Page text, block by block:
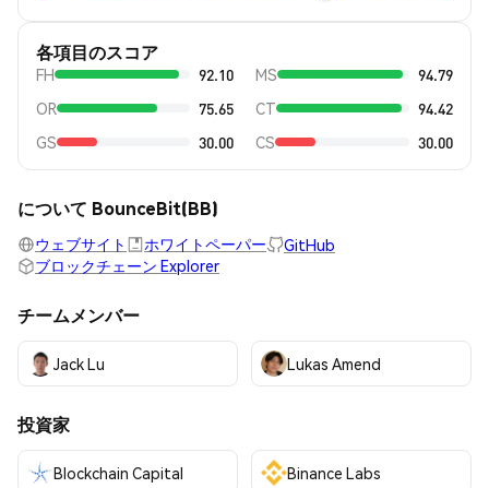
各項目のスコア
FH 92.10 MS
94.79
OR
75.65 CT
94.42
GS
30.00 CS 30.00
について BounceBit(BB)
ウェブサイト ホワイトペーパー
GitHub
ブロックチェーン Explorer
チームメンバー
Jack Lu Lukas Amend
投資家
Blockchain Capital Binance Labs